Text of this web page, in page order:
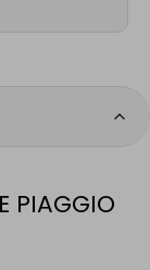
PIAGGIO